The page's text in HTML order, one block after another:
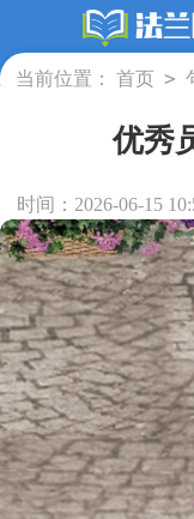
当前位置： 首页 >
优秀
时间：2026-06-15